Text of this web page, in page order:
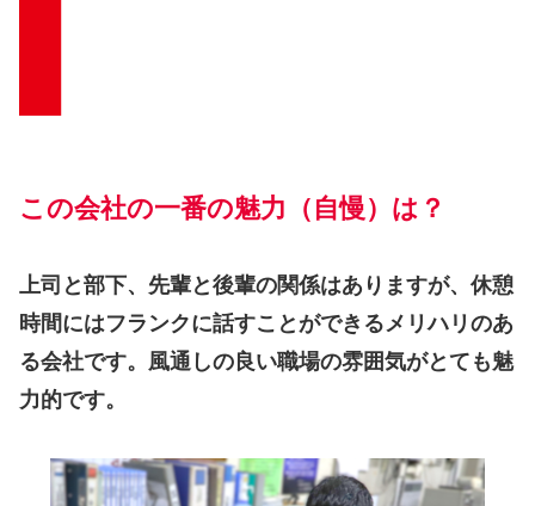
この会社の一番の魅力（自慢）は？
上司と部下、先輩と後輩の関係はありますが、休憩
時間にはフランクに話すことができるメリハリのあ
る会社です。風通しの良い職場の雰囲気がとても魅
力的です。